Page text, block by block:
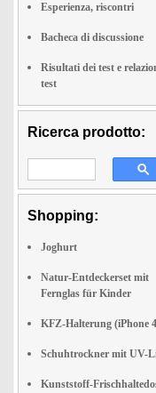
Esperienza, riscontri
Bacheca di discussione
Risultati dei test e
test
Ricerca prodotto:
Shopping:
Joghurt
Natur-Entdeckerset mit
Fernglas für Kinder
KFZ-Halterung (iPhone
Schuhtrockner mit UV-
Kunststoff-